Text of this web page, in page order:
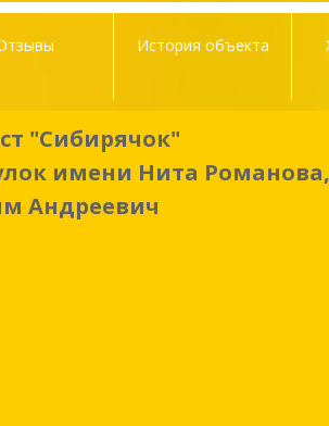
История объекта
"Сибирячок"
имени Нита
Андреевич